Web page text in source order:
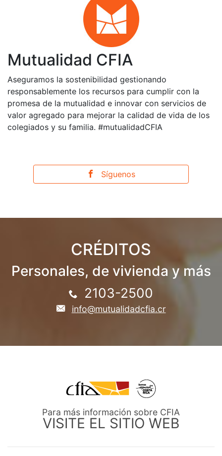
Mutualidad CFIA
Aseguramos la sostenibilidad gestionando
responsablemente los recursos para cumplir con la
promesa de la mutualidad e innovar con servicios de
valor agregado para mejorar la calidad de vida de los
colegiados y su familia. #mutualidadCFIA
Síguenos
CRÉDITOS
Personales, de vivienda y más
2103-2500
info@mutualidadcfia.cr
Para más información sobre CFIA
VISITE EL SITIO WEB